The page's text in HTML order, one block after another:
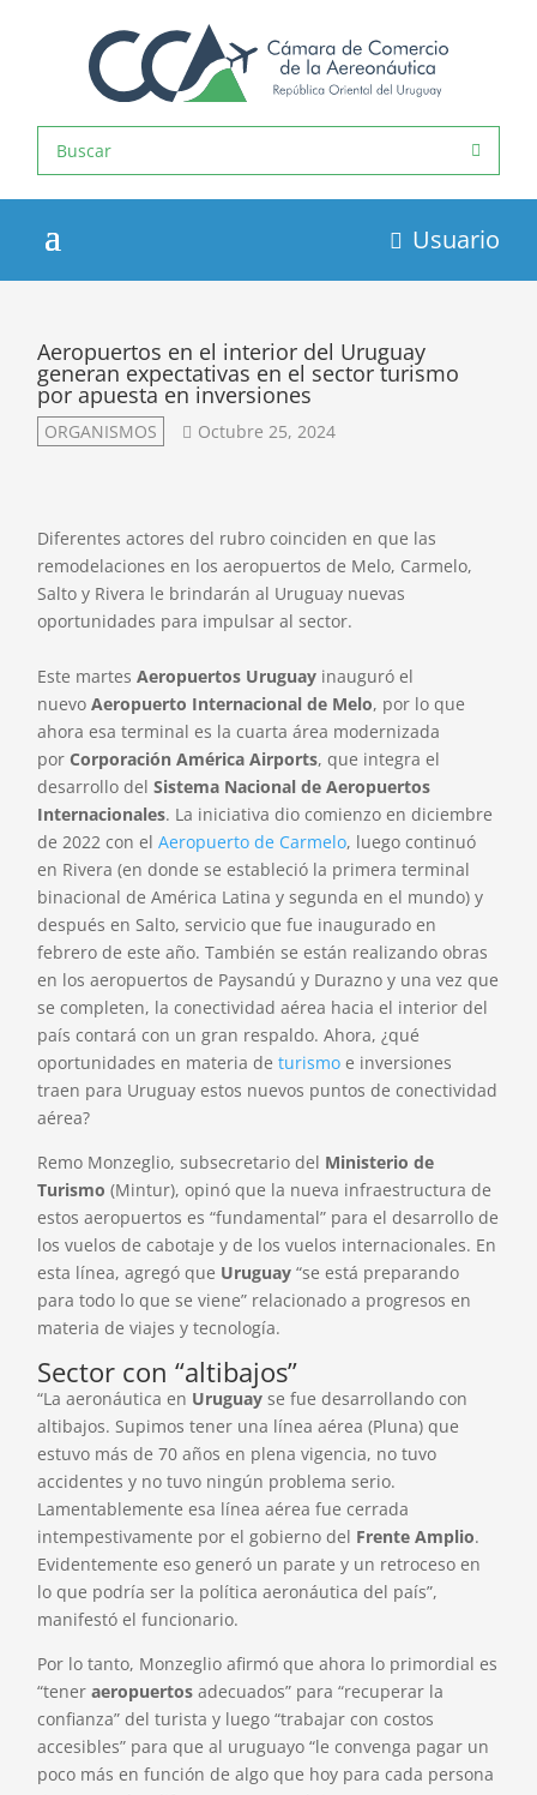
Usuario
Aeropuertos en el interior del Uruguay
generan expectativas en el sector turismo
por apuesta en inversiones
ORGANISMOS Octubre 25, 2024
Diferentes actores del rubro coinciden en que las
remodelaciones en los aeropuertos de Melo, Carmelo,
Salto y Rivera le brindarán al Uruguay nuevas
oportunidades para impulsar al sector.
Este martesAeropuertos Uruguay inauguró el
nuevoAeropuerto Internacional de Melo, por lo que
ahora esa terminal es la cuarta área modernizada
por Corporación América Airports, que integra el
desarrollo delSistema Nacional de Aeropuertos
Internacionales. La iniciativa dio comienzo en diciembre
de 2022 con elAeropuerto de Carmelo, luego continuó
en Rivera (en donde se estableció la primera terminal
binacional de América Latina y segunda en el mundo) y
después en Salto, servicio que fue inaugurado en
febrero de este año. También se están realizando obras
en los aeropuertos de Paysandú y Durazno y una vez que
se completen, la conectividad aérea hacia el interior del
país contará con un gran respaldo. Ahora, ¿qué
oportunidades en materia deturismo e inversiones
traen para Uruguay estos nuevos puntos de conectividad
aérea?
Remo Monzeglio, subsecretario del Ministerio de
Turismo (Mintur), opinó que la nueva infraestructura de
estos aeropuertos es “fundamental” para el desarrollo de
los vuelos de cabotaje y de los vuelos internacionales. En
esta línea, agregó que Uruguay“se está preparando
para todo lo que se viene” relacionado a progresos en
materia de viajes y tecnología.
Sector con “altibajos”
“La aeronáutica en Uruguayse fue desarrollando con
altibajos. Supimos tener una línea aérea (Pluna) que
estuvo más de 70 años en plena vigencia, no tuvo
accidentes y no tuvo ningún problema serio.
Lamentablemente esa línea aérea fue cerrada
intempestivamente por el gobierno del Frente Amplio.
Evidentemente eso generó un parate y un retroceso en
lo que podría ser la política aeronáutica del país”,
manifestó el funcionario.
Por lo tanto, Monzeglio afirmó que ahora lo primordial es
“teneraeropuertos adecuados” para “recuperar la
confianza” del turista y luego “trabajar con costos
accesibles” para que al uruguayo “le convenga pagar un
poco más en función de algo que hoy para cada persona